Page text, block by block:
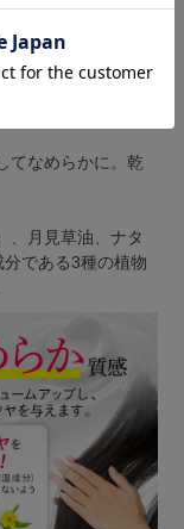
のある髪へ
てなめらかに。乾
、月見草油、ナタ
である3種の植物